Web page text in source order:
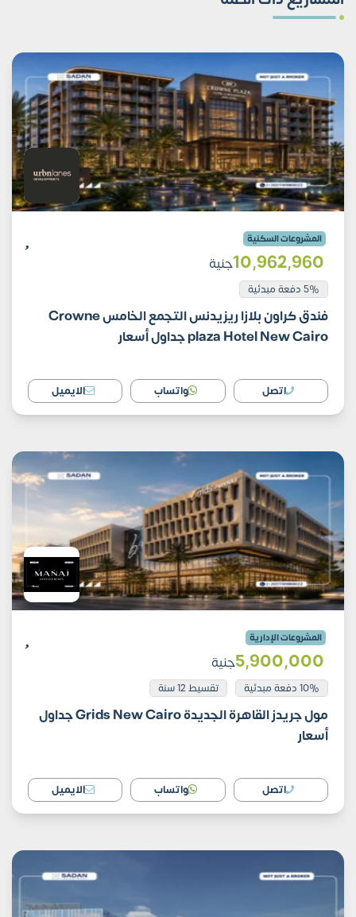
المشروعات السكنية
10٬962٬960جنية
5% دفعة مبدئية
فندق كراون بلازا ريزيدنس التجمع الخامس Crowne
plaza Hotel New Cairo جداول أسعار
اتصل واتساب الايميل
المشروعات الإدارية
5٬900٬000جنية
10% دفعة مبدئية تقسيط 12 سنة
مول جريدز القاهرة الجديدة Grids New Cairo جداول
أسعار
اتصل واتساب الايميل